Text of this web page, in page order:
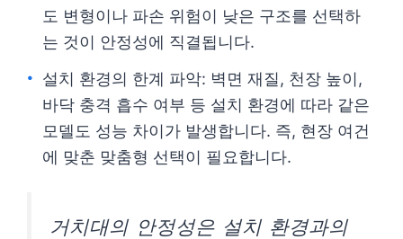
도 변형이나 파손 위험이 낮은 구조를 선택하
는 것이 안정성에 직결됩니다.
설치 환경의 한계 파악: 벽면 재질, 천장 높이,
바닥 충격 흡수 여부 등 설치 환경에 따라 같은
모델도 성능 차이가 발생합니다. 즉, 현장 여건
에 맞춘 맞춤형 선택이 필요합니다.
거치대의 안정성은 설치 환경과의